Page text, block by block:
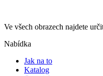
Ve všech obrazech najdete
Nabídka
Jak na to
Katalog